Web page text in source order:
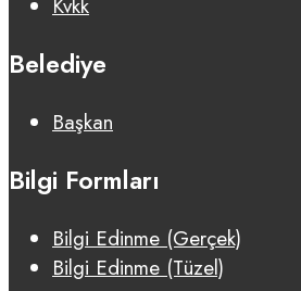
Belediye
Başkan
Bilgi Formları
Bilgi Edinme (Gerçek)
Bilgi Edinme (Tüzel)